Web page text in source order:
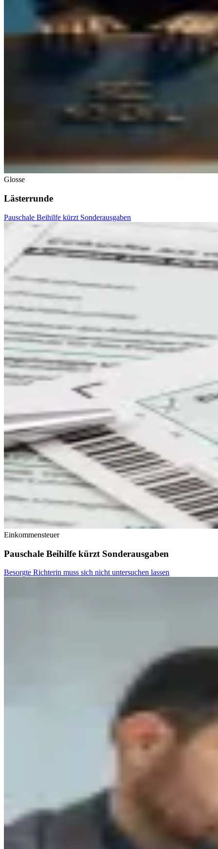
Glosse
Lästerrunde
Pauschale Beihilfe kürzt Sonderausgaben
Einkommensteuer
Pauschale Beihilfe kürzt Sonderausgaben
Besorgte Richterin muss sich nicht untersuchen lassen